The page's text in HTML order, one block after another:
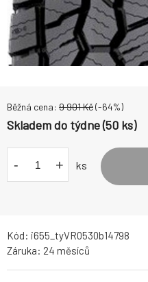
Běžná cena: 9 901Kč(-64%)
Skladem do týdne (50 ks)
- + ks
Kód: i655_tyVR0530b14798
Záruka: 24 měsíců